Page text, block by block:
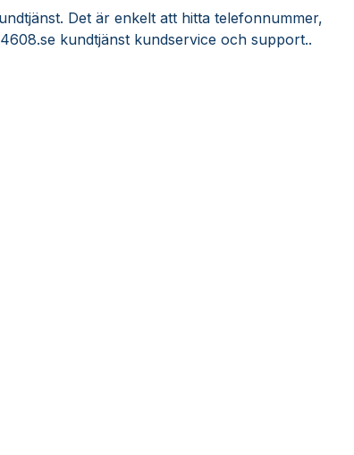
Det är enkelt att hitta telefonnummer,
kundtjänst kundservice och support..